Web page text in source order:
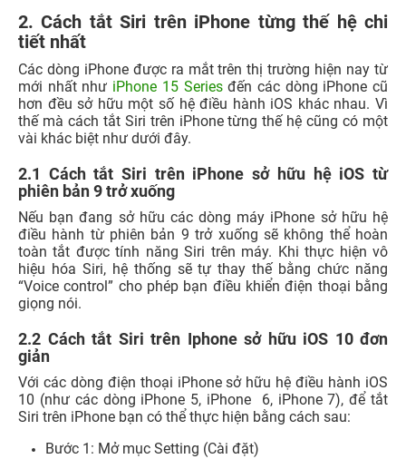
2. Cách tắt Siri trên iPhone từng thế hệ chi
tiết nhất
Các dòng iPhone được ra mắt trên thị trường hiện nay từ
mới nhất như iPhone 15 Seriesđến các dòng iPhone cũ
hơn đều sở hữu một số hệ điều hành iOS khác nhau. Vì
thế mà cách tắt Siri trên iPhone từng thế hệ cũng có một
vài khác biệt như dưới đây.
2.1 Cách tắt Siri trên iPhone sở hữu hệ iOS từ
phiên bản 9 trở xuống
Nếu bạn đang sở hữu các dòng máy iPhone sở hữu hệ
điều hành từ phiên bản 9 trở xuống sẽ không thể hoàn
toàn tắt được tính năng Siri trên máy. Khi thực hiện vô
hiệu hóa Siri, hệ thống sẽ tự thay thế bằng chức năng
“Voice control” cho phép bạn điều khiển điện thoại bằng
giọng nói.
2.2 Cách tắt Siri trên Iphone sở hữu iOS 10 đơn
giản
Với các dòng điện thoại iPhone sở hữu hệ điều hành iOS
10 (như các dòng iPhone 5, iPhone 6, iPhone 7), để tắt
Siri trên iPhone bạn có thể thực hiện bằng cách sau:
Bước 1: Mở mục Setting (Cài đặt)